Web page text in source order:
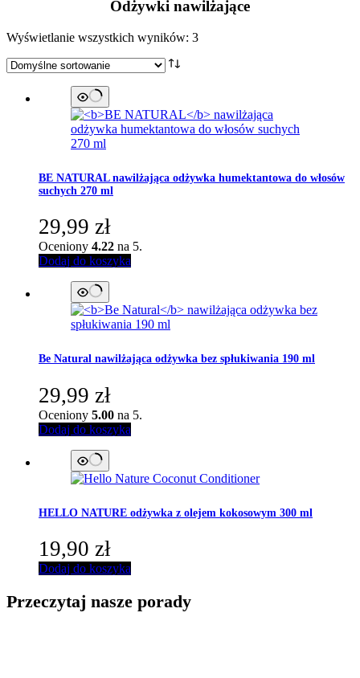
Odżywki nawilżające
Wyświetlanie wszystkich wyników: 3
BE NATURALnawilżająca odżywka humektantowa do włosów
suchych 270 ml
29,99 zł
Oceniony 4.22 na 5.
Dodaj do koszyka
Be Natural nawilżająca odżywka bez spłukiwania 190 ml
29,99 zł
Oceniony 5.00 na 5.
Dodaj do koszyka
HELLO NATURE odżywka z olejem kokosowym 300 ml
19,90 zł
Dodaj do koszyka
Przeczytaj nasze porady